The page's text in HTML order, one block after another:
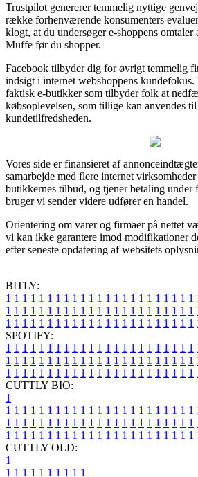
Trustpilot genererer temmelig nyttige
række forhenværende konsumenters
klogt, at du undersøger e-shoppens
Muffe før du shopper.
Facebook tilbyder dig for øvrigt temmelig
indsigt i internet webshoppens
faktisk e-butikker som tilbyder folk at
købsoplevelsen, som tillige kan anvendes
kundetilfredsheden.
Vores side er finansieret af
samarbejde med flere internet
butikkernes tilbud, og tjener betaling under
bruger vi sender videre udfører en handel.
Orientering om varer og firmaer på nettet
vi kan ikke garantere imod modifikationer
efter seneste opdatering af websitets
BITLY:
1 1 1 1 1 1 1 1 1 1 1 1 1 1 1 1 1 1 1 1 1 1 1
1 1 1 1 1 1 1 1 1 1 1 1 1 1 1 1 1 1 1 1 1 1 1
1 1 1 1 1 1 1 1 1 1 1 1 1 1 1 1 1 1 1 1 1 1 1
SPOTIFY:
1 1 1 1 1 1 1 1 1 1 1 1 1 1 1 1 1 1 1 1 1 1 1
1 1 1 1 1 1 1 1 1 1 1 1 1 1 1 1 1 1 1 1 1 1 1
1 1 1 1 1 1 1 1 1 1 1 1 1 1 1 1 1 1 1 1 1 1 1
CUTTLY BIO:
1
1 1 1 1 1 1 1 1 1 1 1 1 1 1 1 1 1 1 1 1 1 1 1
1 1 1 1 1 1 1 1 1 1 1 1 1 1 1 1 1 1 1 1 1 1 1
1 1 1 1 1 1 1 1 1 1 1 1 1 1 1 1 1 1 1 1 1 1 1
CUTTLY OLD:
1
1 1 1 1 1 1 1 1 1 1